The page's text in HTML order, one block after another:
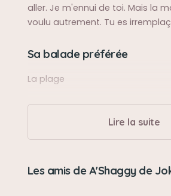
aller. Je m'ennui de toi. Mais la
voulu autrement. Tu es
Sa balade préférée
La plage
Aucune elle en a jamais faite.
Son caractère
Lire la suite
Les amis de A'Shaggy de